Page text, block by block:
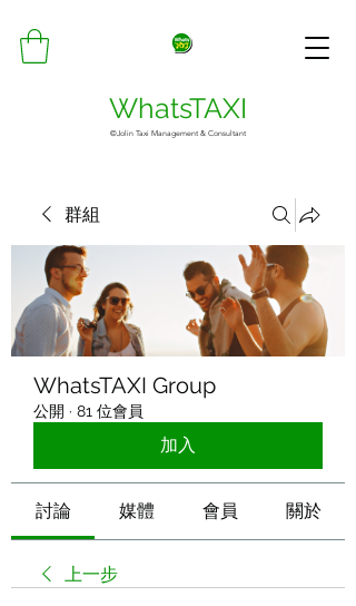
WhatsTAXI
©Jolin Taxi Management & Consultant
群組
WhatsTAXI Group
公開 · 81 位會員
加入
討論 媒體 會員 關於
上一步